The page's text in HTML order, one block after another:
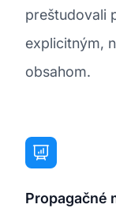
preštudovali
explicitným,
obsahom.
Propagačné